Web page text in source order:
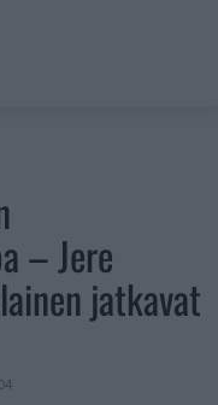
– Jere
jatkavat